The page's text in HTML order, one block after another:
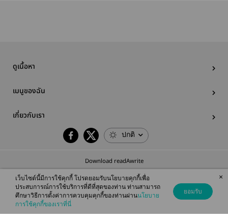
ดูเนื้อหา
เมนูของฉัน
เกี่ยวกับเรา
ปกติ
Download readAwrite
© 2026 readAwrite.com by MEB Corporation Public Company Limited
This site is protected by reCAPTCHA and the Google
เว็บไซต์นี้มีการใช้คุกกี้ โปรดยอมรับนโยบายคุกกี้เพื่อ
ประสบการณ์การใช้บริการที่ดีที่สุดของท่าน ท่านสามารถ
ศึกษาวิธีการตั้งค่าการควบคุมคุกกี้ของท่านผ่านนโยบาย
การใช้คุกกี้ของเราที่นี่
ยอมรับ
×